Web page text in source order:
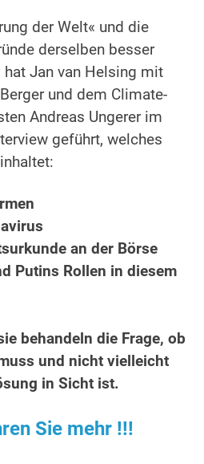
der Welt« und die
derselben besser
hat Jan van Helsing mit
und dem Climate-
Andreas Ungerer im
geführt, welches
an der Börse
Putins Rollen in diesem
behandeln die Frage, ob
und nicht vielleicht
in Sicht ist.
Sie mehr !!!